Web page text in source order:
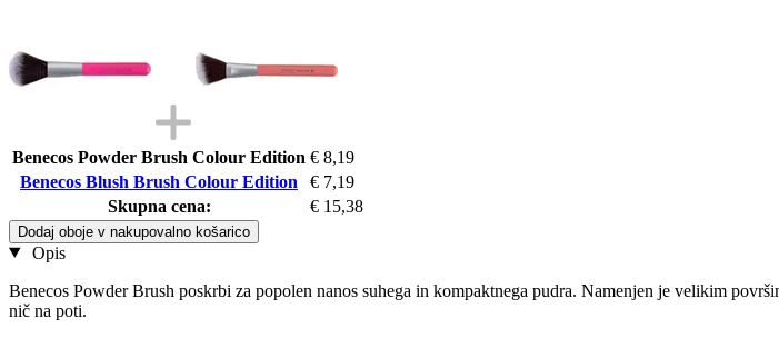
Benecos Powder Brush Colour Edition € 8,19
Benecos Blush Brush Colour Edition
€ 7,19
Skupna cena:
€ 15,38
Dodaj oboje v nakupovalno košarico
Opis
Benecos Powder Brush poskrbi za popolen nanos suhega in kompaktnega pudra. Namenjen je velikim
nič na poti.